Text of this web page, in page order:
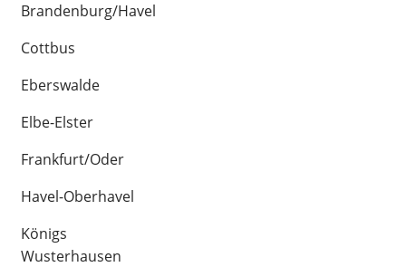
Brandenburg/Havel
Cottbus
Eberswalde
Elbe-Elster
Frankfurt/Oder
Havel-Oberhavel
Königs
Wusterhausen